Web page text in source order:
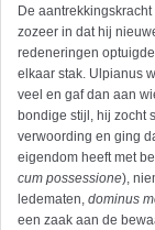
De
zozeer in dat hij
redeneringen
elkaar stak. Ulpianus
veel en gaf dan aan
bondige stijl, hij zocht
verwoording en ging
eigendom heeft met
cum possessione),
ledematen, dominus
een zaak aan de